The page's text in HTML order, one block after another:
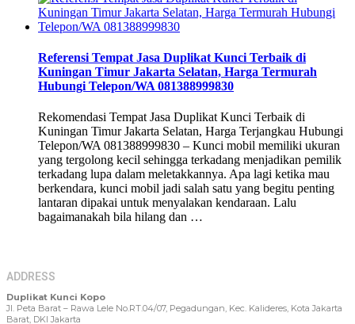
Referensi Tempat Jasa Duplikat Kunci Terbaik di
Kuningan Timur Jakarta Selatan, Harga Termurah
Hubungi Telepon/WA 081388999830
Rekomendasi Tempat Jasa Duplikat Kunci Terbaik di
Kuningan Timur Jakarta Selatan, Harga Terjangkau Hubungi
Telepon/WA 081388999830 – Kunci mobil memiliki ukuran
yang tergolong kecil sehingga terkadang menjadikan pemilik
terkadang lupa dalam meletakkannya. Apa lagi ketika mau
berkendara, kunci mobil jadi salah satu yang begitu penting
lantaran dipakai untuk menyalakan kendaraan. Lalu
bagaimanakah bila hilang dan …
ADDRESS
Duplikat Kunci Kopo
Jl. Peta Barat – Rawa Lele No.RT.04/07, Pegadungan, Kec. Kalideres, Kota Jakarta
Barat, DKI Jakarta